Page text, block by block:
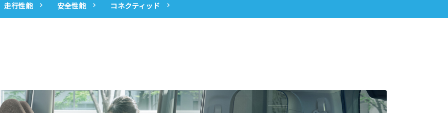
走行性能 安全性能 コネクティッド